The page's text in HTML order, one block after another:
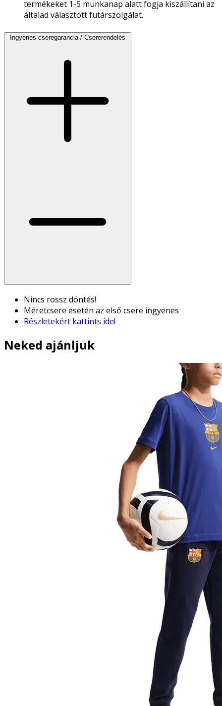
termékeket 1-5 munkanap alatt fogja kiszállítani az
általad választott futárszolgálat.
Ingyenes cseregarancia / Csererendelés
Nincs rossz döntés!
Méretcsere esetén az első csere ingyenes
Részletekért kattints ide!
Neked ajánljuk